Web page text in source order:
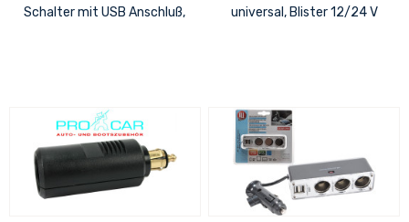
Schalter mit USB Anschluß,
universal, Blister 12/24 V